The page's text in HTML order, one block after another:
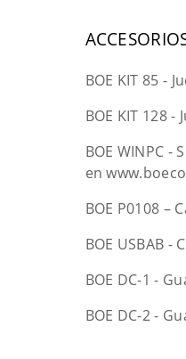
BOE KIT 85 -
BOE KIT 128
BOE WINPC
en
BOE P0108 –
BOE USBAB -
BOE DC-1 -
BOE DC-2 -